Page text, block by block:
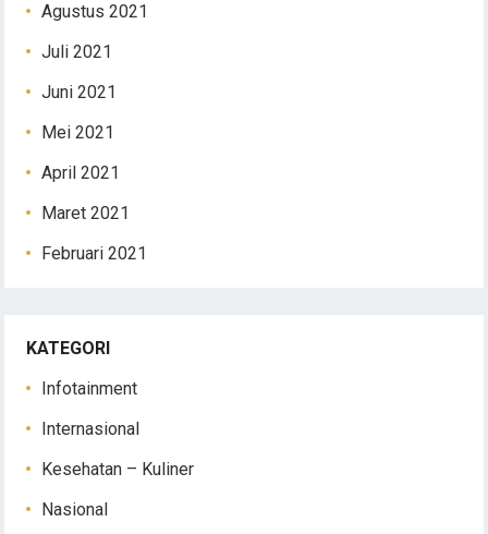
Agustus 2021
Juli 2021
Juni 2021
Mei 2021
April 2021
Maret 2021
Februari 2021
KATEGORI
Infotainment
Internasional
Kesehatan – Kuliner
Nasional